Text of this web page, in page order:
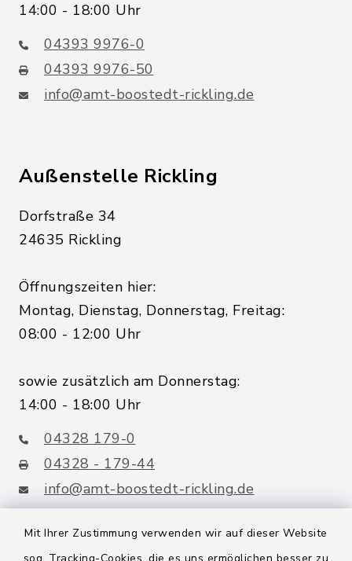
Mit Ihrer Zustimmung verwenden wir auf dieser Website
14:00 - 18:00 Uhr
04393 9976-0
04393 9976-50
info@amt-boostedt-rickling.de
Außenstelle Rickling
Dorfstraße 34
24635 Rickling
Öffnungszeiten hier:
Montag, Dienstag, Donnerstag, Freitag:
08:00 - 12:00 Uhr
sowie zusätzlich am Donnerstag:
14:00 - 18:00 Uhr
04328 179-0
04328 - 179-44
info@amt-boostedt-rickling.de